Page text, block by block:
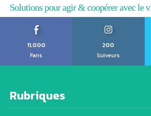
Solutions pour agir & coopérer avec le
11,000
Fans
200
Suiveurs
Rubriques